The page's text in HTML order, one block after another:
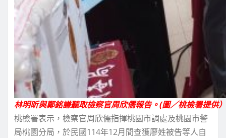
林明昕與鄭銘謙聽取檢察官周欣儒報告。(圖／桃檢署提供）
桃檢署表示，檢察官周欣儒指揮桃園市調處及桃園市警
局桃園分局，於民國114年12月間查獲廖姓被告等人自